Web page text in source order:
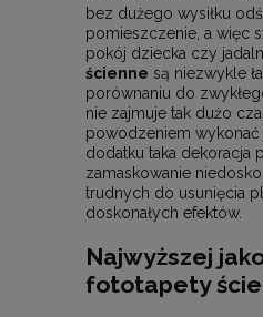
bez dużego wysiłku
pomieszczenie, a więc
pokój dziecka czy
ścienne są niezwykle
porównaniu do
nie zajmuje tak dużo
powodzeniem
dodatku taka dekoracja
zamaskowanie
trudnych do usunięcia
doskonałych efektów.
Najwyższej
fototapety